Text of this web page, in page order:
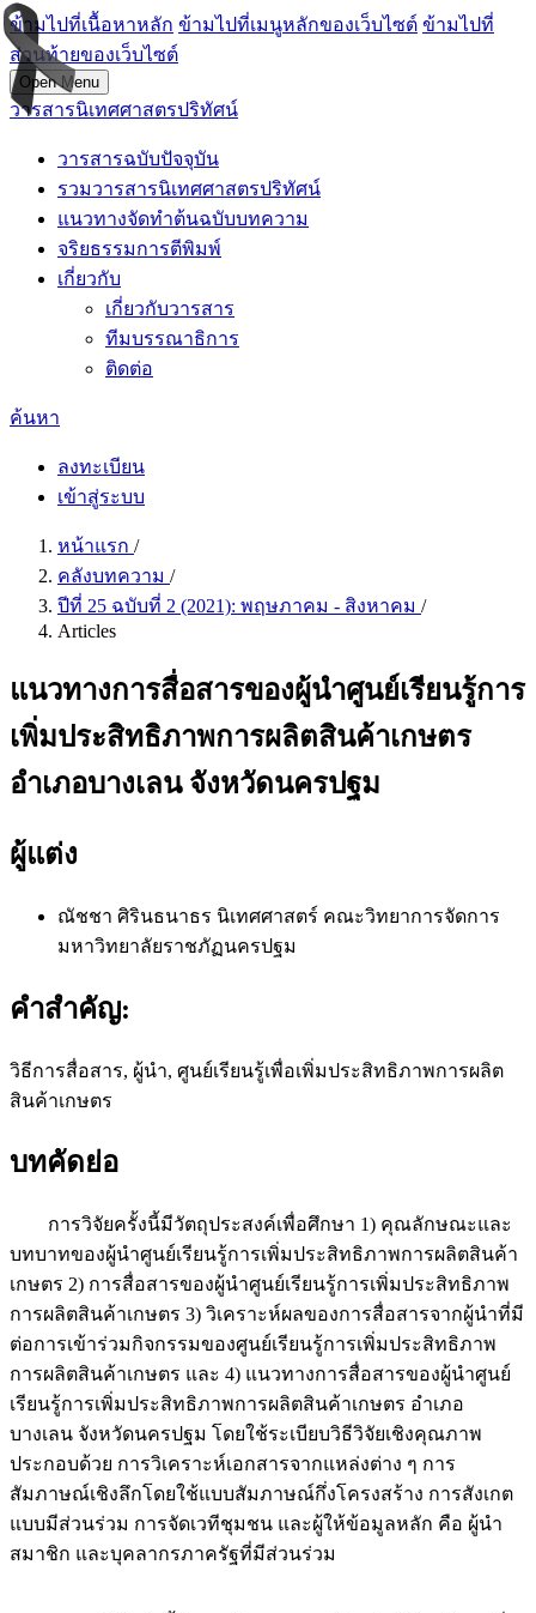
ข้ามไปที่เนื้อหาหลัก ข้ามไปที่เมนูหลักของเว็บไซต์ ข้ามไปที่
ส่วนท้ายของเว็บไซต์
Open Menu
วารสารนิเทศศาสตรปริทัศน์
วารสารฉบับปัจจุบัน
รวมวารสารนิเทศศาสตรปริทัศน์
แนวทางจัดทำต้นฉบับบทความ
จริยธรรมการตีพิมพ์
เกี่ยวกับ
เกี่ยวกับวารสาร
ทีมบรรณาธิการ
ติดต่อ
ค้นหา
ลงทะเบียน
เข้าสู่ระบบ
หน้าแรก /
คลังบทความ /
ปีที่ 25 ฉบับที่ 2 (2021): พฤษภาคม - สิงหาคม /
Articles
แนวทางการสื่อสารของผู้นำศูนย์เรียนรู้การ
เพิ่มประสิทธิภาพการผลิตสินค้าเกษตร
อำเภอบางเลน จังหวัดนครปฐม
ผู้แต่ง
ณัชชา ศิรินธนาธร นิเทศศาสตร์ คณะวิทยาการจัดการ
มหาวิทยาลัยราชภัฏนครปฐม
คำสำคัญ:
วิธีการสื่อสาร, ผู้นำ, ศูนย์เรียนรู้เพื่อเพิ่มประสิทธิภาพการผลิต
สินค้าเกษตร
บทคัดย่อ
การวิจัยครั้งนี้มีวัตถุประสงค์เพื่อศึกษา 1) คุณลักษณะและ
บทบาทของผู้นำศูนย์เรียนรู้การเพิ่มประสิทธิภาพการผลิตสินค้า
เกษตร 2) การสื่อสารของผู้นำศูนย์เรียนรู้การเพิ่มประสิทธิภาพ
การผลิตสินค้าเกษตร 3) วิเคราะห์ผลของการสื่อสารจากผู้นำที่มี
ต่อการเข้าร่วมกิจกรรมของศูนย์เรียนรู้การเพิ่มประสิทธิภาพ
การผลิตสินค้าเกษตร และ 4) แนวทางการสื่อสารของผู้นำศูนย์
เรียนรู้การเพิ่มประสิทธิภาพการผลิตสินค้าเกษตร อำเภอ
บางเลน จังหวัดนครปฐม โดยใช้ระเบียบวิธีวิจัยเชิงคุณภาพ
ประกอบด้วย การวิเคราะห์เอกสารจากแหล่งต่าง ๆ การ
สัมภาษณ์เชิงลึกโดยใช้แบบสัมภาษณ์กึ่งโครงสร้าง การสังเกต
แบบมีส่วนร่วม การจัดเวทีชุมชน และผู้ให้ข้อมูลหลัก คือ ผู้นำ
สมาชิก และบุคลากรภาครัฐที่มีส่วนร่วม